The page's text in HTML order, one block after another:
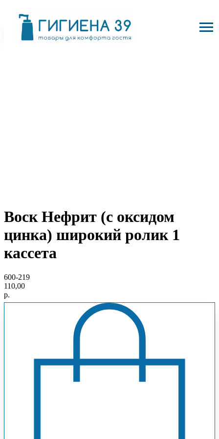
Воск Нефрит (с оксидом
цинка) широкий ролик 1
кассета
600-219
110,00
р.